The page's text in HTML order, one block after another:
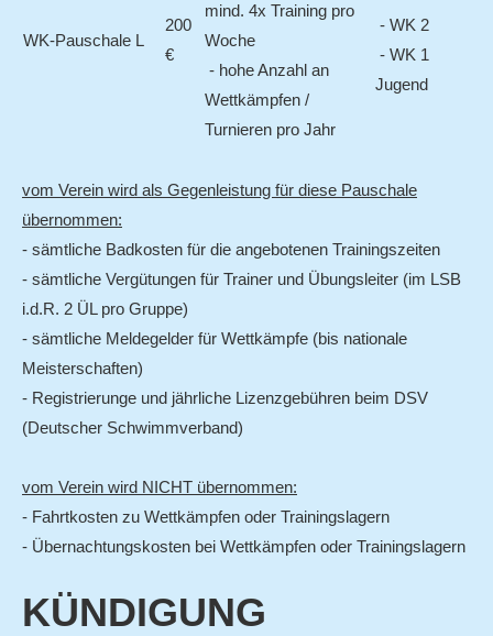
WK-Pauschale L
200
€
mind. 4x Training pro
Woche
- hohe Anzahl an
Wettkämpfen /
Turnieren pro Jahr
- WK 2
- WK 1
Jugend
vom Verein wird als Gegenleistung für diese Pauschale
übernommen:
- sämtliche Badkosten für die angebotenen Trainingszeiten
- sämtliche Vergütungen für Trainer und Übungsleiter (im LSB
i.d.R. 2 ÜL pro Gruppe)
- sämtliche Meldegelder für Wettkämpfe (bis nationale
Meisterschaften)
- Registrierunge und jährliche Lizenzgebühren beim DSV
(Deutscher Schwimmverband)
vom Verein wird NICHT übernommen:
- Fahrtkosten zu Wettkämpfen oder Trainingslagern
- Übernachtungskosten bei Wettkämpfen oder Trainingslagern
KÜNDIGUNG